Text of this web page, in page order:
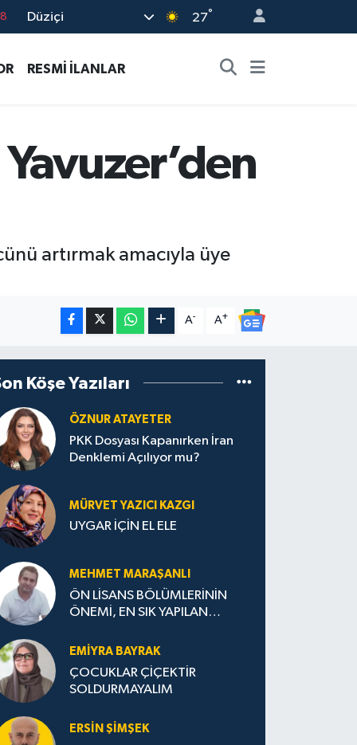
Düziçi 27°
RESMİ İLANLAR
artırmak amacıyla üye
A- A+
Köşe Yazıları
ÖZNUR ATAYETER
PKK Dosyası Kapanırken İran
Denklemi Açılıyor mu?
MÜRVET YAZICI KAZGI
UYGAR İÇİN EL ELE
MEHMET MARAŞANLI
ÖN LİSANS BÖLÜMLERİNİN
ÖNEMİ, EN SIK YAPILAN
STRATEJİLERİ
EMIYRA BAYRAK
ÇOCUKLAR ÇİÇEKTİR
SOLDURMAYALIM
ERSIN ŞIMŞEK